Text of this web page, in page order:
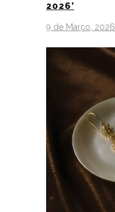
2026’
9 de Março, 2026